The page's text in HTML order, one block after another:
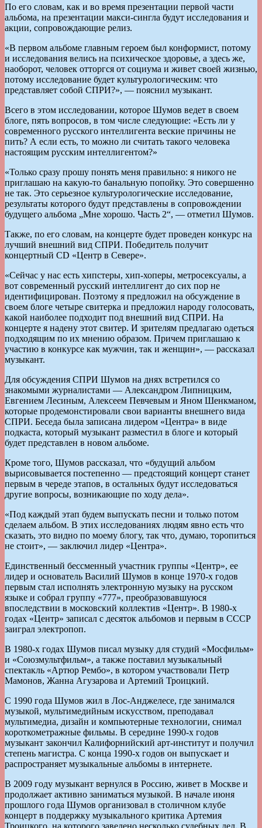
По его словам, как и во время презентации первой части
альбома, на презентации макси-сингла будут исследования и
акции, сопровождающие релиз.
«В первом альбоме главным героем был конформист, потому
и исследования велись на психическое здоровье, а здесь же,
наоборот, человек отторгся от социума и живет своей жизнью,
потому исследование будет культурологическим: что
представляет собой СПРИ?», — пояснил музыкант.
Всего в этом исследовании, которое Шумов ведет в своем
блоге, пять вопросов, в том числе следующие: «Есть ли у
современного русского интеллигента веские причины не
пить? А если есть, то можно ли считать такого человека
настоящим русским интеллигентом?»
«Только сразу прошу понять меня правильно: я никого не
приглашаю на какую-то банальную попойку. Это совершенно
не так. Это серьезное культурологические исследование,
результаты которого будут представлены в сопровождении
будущего альбома „Мне хорошо. Часть 2“, — отметил Шумов.
Также, по его словам, на концерте будет проведен конкурс на
лучший внешний вид СПРИ. Победитель получит
концертный CD «Центр в Севере».
«Сейчас у нас есть хипстеры, хип-хоперы, метросексуалы, а
вот современный русский интеллигент до сих пор не
идентифицирован. Поэтому я предложил на обсуждение в
своем блоге четыре свитерка и предложил народу голосовать,
какой наиболее подходит под внешний вид СПРИ. На
концерте я надену этот свитер. И зрителям предлагаю одеться
подходящим по их мнению образом. Причем приглашаю к
участию в конкурсе как мужчин, так и женщин», — рассказал
музыкант.
Для обсуждения СПРИ Шумов на днях встретился со
знакомыми журналистами — Александром Липницким,
Евгением Лесиным, Алексеем Певчевым и Яном Шенкманом,
которые продемонстировали свои варианты внешнего вида
СПРИ. Беседа была записана лидером «Центра» в виде
подкаста, который музыкант разместил в блоге и который
будет представлен в новом альбоме.
Кроме того, Шумов рассказал, что «будущий альбом
вырисовывается постепенно — предстоящий концерт станет
первым в череде этапов, в остальных будут исследоваться
другие вопросы, возникающие по ходу дела».
«Под каждый этап будем выпускать песни и только потом
сделаем альбом. В этих исследованиях людям явно есть что
сказать, это видно по моему блогу, так что, думаю, торопиться
не стоит», — заключил лидер «Центра».
Единственный бессменный участник группы «Центр», ее
лидер и основатель Василий Шумов в конце 1970-х годов
первым стал исполнять электронную музыку на русском
языке и собрал группу «777», преобразовавшуюся
впоследствии в московский коллектив «Центр». В 1980-х
годах «Центр» записал с десяток альбомов и первым в СССР
заиграл электропоп.
В 1980-х годах Шумов писал музыку для студий «Мосфильм»
и «Союзмультфильм», а также поставил музыкальный
спектакль «Артюр Рембо», в котором участвовали Петр
Мамонов, Жанна Агузарова и Артемий Троицкий.
С 1990 года Шумов жил в Лос-Анджелесе, где занимался
музыкой, мультимедийным искусством, преподавал
мультимедиа, дизайн и компьютерные технологии, снимал
короткометражные фильмы. В середине 1990-х годов
музыкант закончил Калифорнийский арт-институт и получил
степень магистра. С конца 1990-х годов он выпускает и
распространяет музыкальные альбомы в интернете.
В 2009 году музыкант вернулся в Россию, живет в Москве и
продолжает активно заниматься музыкой. В начале июня
прошлого года Шумов организовал в столичном клубе
концерт в поддержку музыкального критика Артемия
Троицкого, на которого заведено несколько судебных дел. В